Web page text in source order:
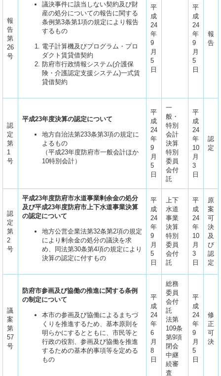
報
告
第
26
号
議決事件に該当しない契約及び財
産の処分についての報告に関する
条例第3条第1項の規定により報告
するもの
電子計算機及びプログラム・プロ
ダクト賃貸借契約
防府市行政情報システム(介護保
険・介護認定支援システム)一式賃
貸借契約
平
成
24
年
9
月
5
日
平
成
24
年
9
月
5
日
報
告
認
定
第
1
号
平成23年度決算の認定について
地方自治法第233条第3項の規定に
よるもの
（平成23年度防府市一般会計ほか
10特別会計）
平
成
24
年
9
月
5
日
一
般・
特別
会計
決算
特別
委員
会付
託
平
成
24
年
10
月
3
日
認
定
認
定
第
2
号
平成23年度防府市水道事業剰余金の処分
及び平成23年度防府市上下水道事業決算
の認定について
地方公営企業法第32条第2項の規定
により剰余金の処分の議決を求
め、同法第30条第4項の規定により
決算の認定に付すもの
平
成
24
年
9
月
5
日
上下
水道
事業
決算
特別
委員
会付
託
平
成
24
年
10
月
3
日
原
案
可
決
及
び
認
定
議
案
第
57
号
防府市参画及び協働の推進に関する条例
の制定について
本市の参画及び協働によるまちづ
くりを推進するため、基本原則を
明らかにするとともに、市民等と
行政の役割、参画及び協働を推進
するための基本的事項等を定める
もの
平
成
24
年
6
月
8
日
総務
委員
会付
託
法第
109条
第9項
閉会
中継
続審
査
平
成
24
年
9
月
5
日
修
正
可
決